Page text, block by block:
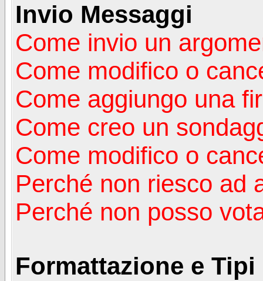
Invio Messaggi
Come invio un
Come modifico o
Come aggiungo una
Come creo un
Come modifico o
Perché non riesco ad
Perché non posso
Formattazione e